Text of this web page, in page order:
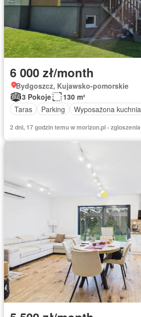
6 000 zł/month
Bydgoszcz, Kujawsko-pomorskie
3 Pokoje
130 m²
Taras
Parking Wyposażona kuchnia
2 dni, 17 godzin temu w morizon.pl - zgloszenia